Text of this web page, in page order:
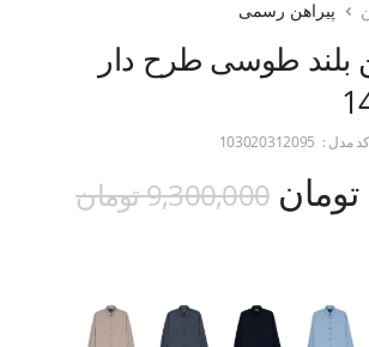
پیراهن رسمی
بلند طوسی طرح دار
کد مدل : 103020312095
9,300,000 تومان